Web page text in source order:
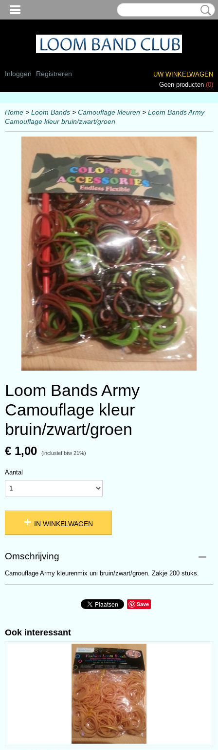
Inloggen Registreren
UW WINKELWAGEN
Geen producten (0)
Home > Loom Bands > Camouflage kleuren > Loom Bands Army
Camouflage kleur bruin/zwart/groen
Loom Bands Army
Camouflage kleur
bruin/zwart/groen
€ 1,00 (inclusief btw 21%)
Aantal
IN WINKELWAGEN
Omschrijving
Camouflage Army kleurenmix uni bruin/zwart/groen. Zakje 200 stuks.
Save
Ook interessant